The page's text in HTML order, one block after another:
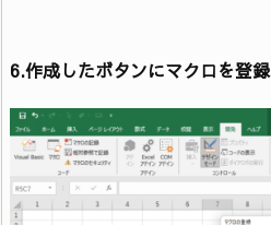
6.作成したボタンにマクロを登録